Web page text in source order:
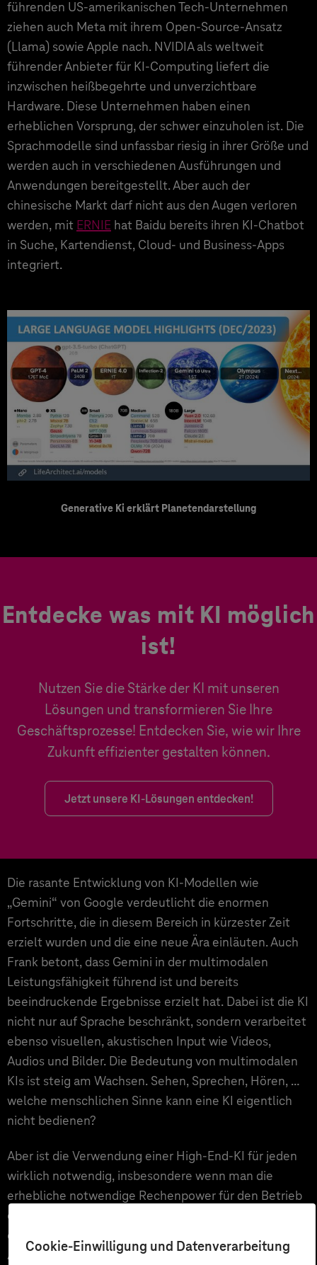
Cookie-Einwilligung und Datenverarbeitung
führenden US-amerikanischen Tech-Unternehmen
ziehen auch Meta mit ihrem Open-Source-Ansatz
(Llama) sowie Apple nach. NVIDIA als weltweit
führender Anbieter für KI-Computing liefert die
inzwischen heißbegehrte und unverzichtbare
Hardware. Diese Unternehmen haben einen
erheblichen Vorsprung, der schwer einzuholen ist. Die
Sprachmodelle sind unfassbar riesig in ihrer Größe und
werden auch in verschiedenen Ausführungen und
Anwendungen bereitgestellt. Aber auch der
chinesische Markt darf nicht aus den Augen verloren
werden, mit ERNIE hat Baidu bereits ihren KI-Chatbot
in Suche, Kartendienst, Cloud- und Business-Apps
integriert.
Generative Ki erklärt Planetendarstellung
Entdecke was mit KI möglich
ist!
Nutzen Sie die Stärke der KI mit unseren
Lösungen und transformieren Sie Ihre
Geschäftsprozesse! Entdecken Sie, wie wir Ihre
Zukunft effizienter gestalten können.
Jetzt unsere KI-Lösungen entdecken!
Die rasante Entwicklung von KI-Modellen wie
„Gemini“ von Google verdeutlicht die enormen
Fortschritte, die in diesem Bereich in kürzester Zeit
erzielt wurden und die eine neue Ära einläuten. Auch
Frank betont, dass Gemini in der multimodalen
Leistungsfähigkeit führend ist und bereits
beeindruckende Ergebnisse erzielt hat. Dabei ist die KI
nicht nur auf Sprache beschränkt, sondern verarbeitet
ebenso visuellen, akustischen Input wie Videos,
Audios und Bilder. Die Bedeutung von multimodalen
KIs ist steig am Wachsen. Sehen, Sprechen, Hören, …
welche menschlichen Sinne kann eine KI eigentlich
nicht bedienen?
Aber ist die Verwendung einer High-End-KI für jeden
wirklich notwendig, insbesondere wenn man die
erhebliche notwendige Rechenpower für den Betrieb
der Anwendungen bedenkt. Gemini wurde daher in
drei Varianten klassifiziert: Ultra (für umfassende
Anwendungen), Pro (eine kleinere Variante) und Nano